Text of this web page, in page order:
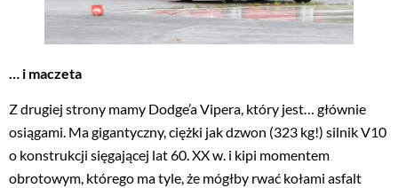
… i maczeta
Z drugiej strony mamy Dodge’a Vipera, który jest… głównie
osiągami. Ma gigantyczny, ciężki jak dzwon (323 kg!) silnik V10
o konstrukcji sięgającej lat 60. XX w. i kipi momentem
obrotowym, którego ma tyle, że mógłby rwać kołami asfalt